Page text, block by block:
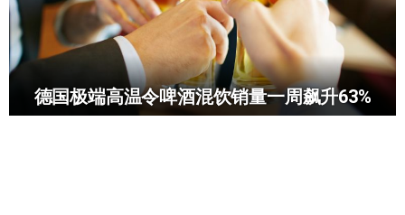
德国极端高温令啤酒混饮销量一周飙升63%